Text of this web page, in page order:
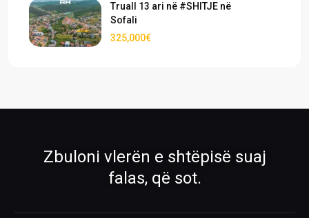
Truall 13 ari në #SHITJE në
Sofali
325,000€
Zbuloni vlerën e shtëpisë suaj
falas, që sot.
Estate
Mëso më shumë për ekipin tonë
Kontakti
Na kontaktoni për çdo pyetje